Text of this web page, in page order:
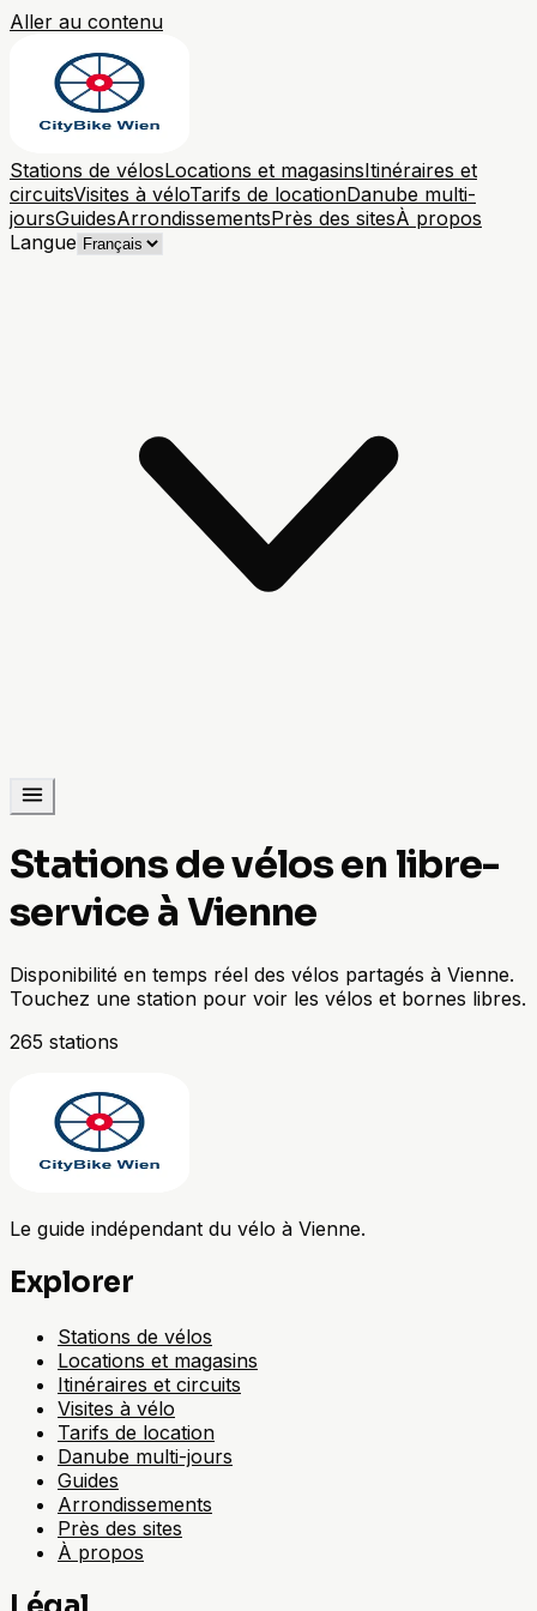
Aller au contenu
Stations de vélosLocations et magasinsItinéraires et
circuitsVisites à véloTarifs de locationDanube multi-
joursGuidesArrondissementsPrès des sitesÀ propos
Langue
Stations de vélos en libre-
service à Vienne
Disponibilité en temps réel des vélos partagés à Vienne.
Touchez une station pour voir les vélos et bornes libres.
265 stations
Le guide indépendant du vélo à Vienne.
Explorer
Stations de vélos
Locations et magasins
Itinéraires et circuits
Visites à vélo
Tarifs de location
Danube multi-jours
Guides
Arrondissements
Près des sites
À propos